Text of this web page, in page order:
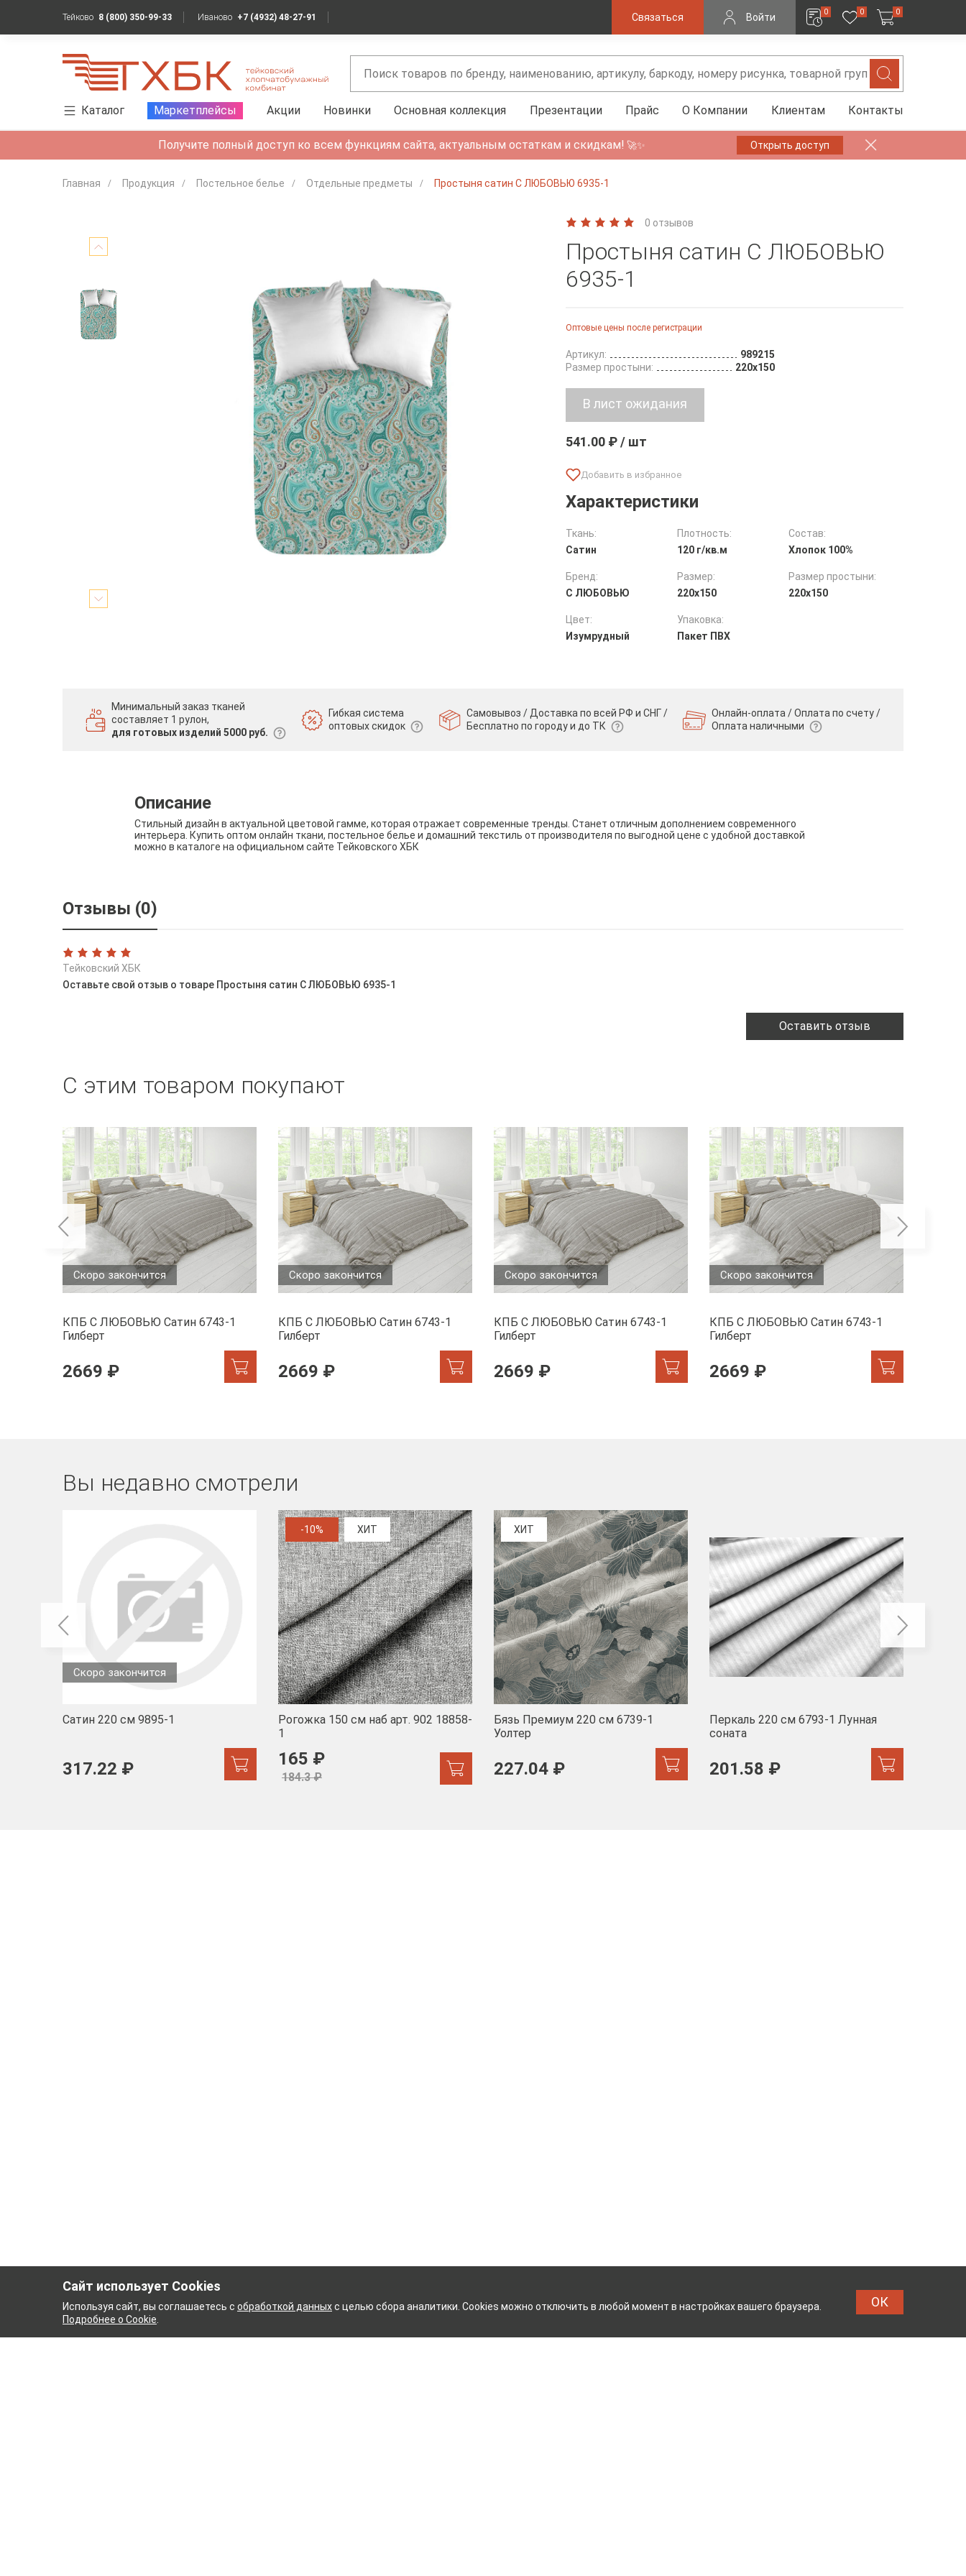
Тейково 8 (800) 350-99-33 Иваново +7 (4932) 48-27-91 Связаться Войти 0 0 0
Каталог Маркетплейсы Акции Новинки Основная коллекция Презентации Прайс О Компании Клиентам Контакты
Получите полный доступ ко всем функциям сайта, актуальным остаткам и скидкам! 🚀✨ Открыть доступ
Главная Продукция Постельное белье Отдельные предметы Простыня сатин С ЛЮБОВЬЮ 6935-1
0 отзывов
Простыня сатин С ЛЮБОВЬЮ
6935-1
Оптовые цены после регистрации
Артикул:
989215
Размер простыни:
220х150
541.00 ₽ / шт
Характеристики
Ткань:
Сатин
Плотность:
120 г/кв.м
Состав:
Хлопок 100%
Бренд:
С ЛЮБОВЬЮ
Размер:
220х150
Размер простыни:
220х150
Цвет:
Изумрудный
Упаковка:
Пакет ПВХ
Минимальный заказ тканей
составляет 1 рулон,
для готовых изделий 5000 руб.
Гибкая система
оптовых скидок
Самовывоз / Доставка по всей РФ и СНГ /
Бесплатно по городу и до ТК
Онлайн-оплата / Оплата по счету /
Оплата наличными
Описание
Стильный дизайн в актуальной цветовой гамме, которая отражает современные тренды. Станет отличным дополнением современного
интерьера. Купить оптом онлайн ткани, постельное белье и домашний текстиль от производителя по выгодной цене с удобной доставкой
можно в каталоге на официальном сайте Тейковского ХБК
Отзывы (0)
Тейковский ХБК
Оставьте свой отзыв о товаре Простыня сатин С ЛЮБОВЬЮ 6935-1
Оставить отзыв
С этим товаром покупают
Скоро закончится
КПБ С ЛЮБОВЬЮ Сатин 6743-1
Гилберт
2669 ₽
Скоро закончится
КПБ С ЛЮБОВЬЮ Сатин 6743-1
Гилберт
2669 ₽
Скоро закончится
КПБ С ЛЮБОВЬЮ Сатин 6743-1
Гилберт
2669 ₽
Скоро закончится
КПБ С ЛЮБОВЬЮ Сатин 6743-1
Гилберт
2669 ₽
Вы недавно смотрели
Скоро закончится
Сатин 220 см 9895-1
317.22 ₽
-10% ХИТ
Рогожка 150 см наб арт. 902 18858-
1
165 ₽
184.3 ₽
ХИТ
Бязь Премиум 220 см 6739-1
Уолтер
227.04 ₽
Перкаль 220 см 6793-1 Лунная
соната
201.58 ₽
Сайт использует Cookies
Используя сайт, вы соглашаетесь с обработкой данныхс целью сбора аналитики. Cookies можно отключить в любой момент в настройках вашего браузера.
Подробнее о Cookie
ОК